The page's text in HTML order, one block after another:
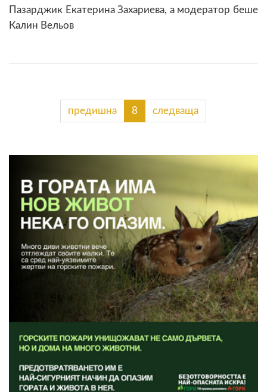
Пазарджик Екатерина Захариева, а модератор беше
Калин Вельов
предишна 8 следваща